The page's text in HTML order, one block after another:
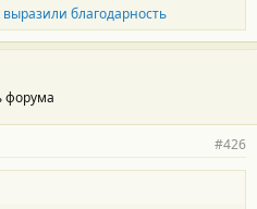
выразили благодарность
форума
#426